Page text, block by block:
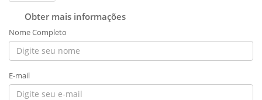
Obter mais informações
Nome Completo
E-mail